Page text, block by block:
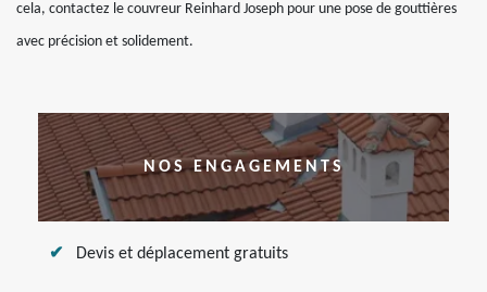
cela, contactez le couvreur Reinhard Joseph pour une pose de gouttières
avec précision et solidement.
NOS ENGAGEMENTS
Devis et déplacement gratuits